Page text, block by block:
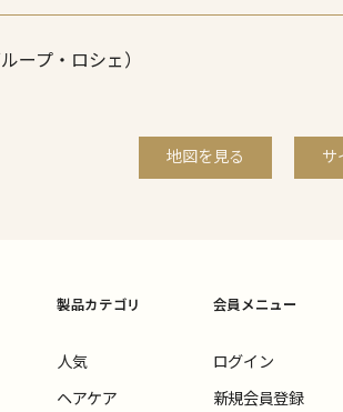
ープ・ロシェ）
地図を見る サ
製品カテゴリ
人気
ヘアケア
会員メニュー
ログイン
新規会員登録